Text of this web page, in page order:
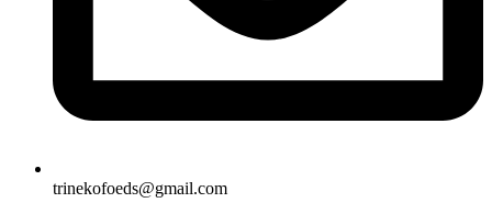
trinekofoeds@gmail.com